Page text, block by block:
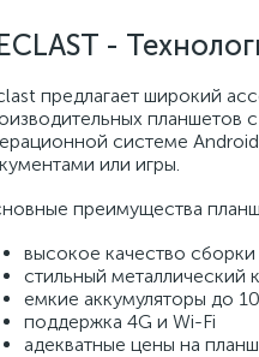
-
предлагает широкий
планшетов
системе
или игры.
преимущества
высокое качество сборки
стильный металлический
емкие аккумуляторы до
поддержка 4G и Wi-Fi
адекватные цены на